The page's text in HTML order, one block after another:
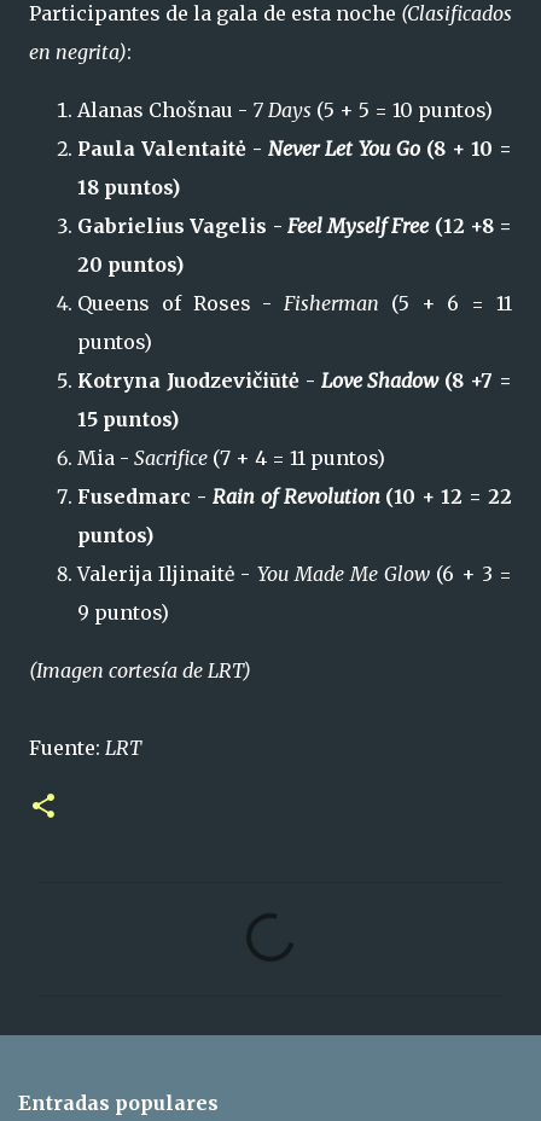
Participantes de la gala de esta noche (Clasificados
en negrita):
Alanas Chošnau - 7 Days (5 + 5 = 10 puntos)
Paula Valentaitė - Never Let You Go (8 + 10 =
18 puntos)
Gabrielius Vagelis - Feel Myself Free(12 +8 =
20 puntos)
Queens of Roses -Fisherman (5 + 6 = 11
puntos)
Kotryna Juodzevičiūtė - Love Shadow(8 +7 =
15 puntos)
Mia - Sacrifice (7 + 4 = 11 puntos)
Fusedmarc - Rain of Revolution(10 + 12 = 22
puntos)
Valerija Iljinaitė - You Made Me Glow (6 + 3 =
9 puntos)
(Imagen cortesía de LRT)
Fuente: LRT
Entradas populares